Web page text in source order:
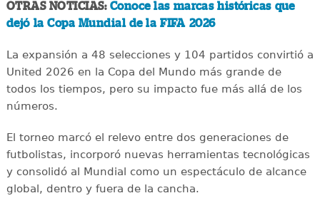
OTRAS NOTICIAS: Conoce las marcas históricas que
dejó la Copa Mundial de la FIFA 2026
La expansión a 48 selecciones y 104 partidos convirtió a
United 2026 en la Copa del Mundo más grande de
todos los tiempos, pero su impacto fue más allá de los
números.
El torneo marcó el relevo entre dos generaciones de
futbolistas, incorporó nuevas herramientas tecnológicas
y consolidó al Mundial como un espectáculo de alcance
global, dentro y fuera de la cancha.